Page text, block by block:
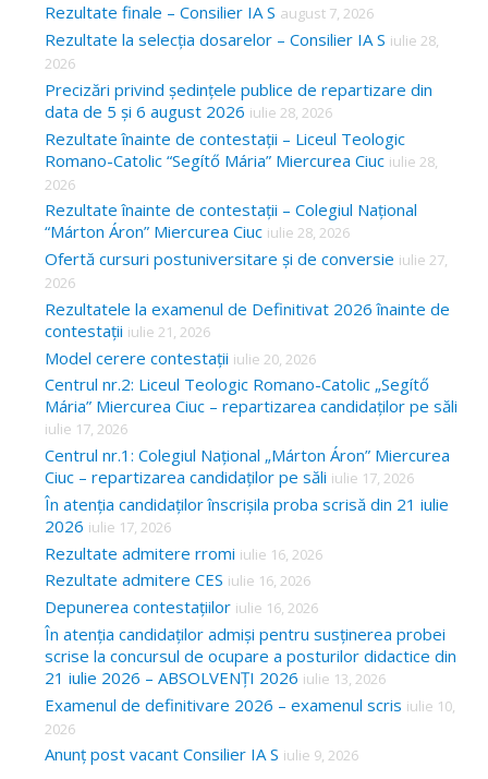
Rezultate finale – Consilier IA S august 7, 2026
Rezultate la selecția dosarelor – Consilier IA S iulie 28,
2026
Precizări privind ședințele publice de repartizare din
data de 5 și 6 august 2026 iulie 28, 2026
Rezultate înainte de contestații – Liceul Teologic
Romano-Catolic “Segítő Mária” Miercurea Ciuc iulie 28,
2026
Rezultate înainte de contestații – Colegiul Național
“Márton Áron” Miercurea Ciuc iulie 28, 2026
Ofertă cursuri postuniversitare și de conversie iulie 27,
2026
Rezultatele la examenul de Definitivat 2026 înainte de
contestații iulie 21, 2026
Model cerere contestații iulie 20, 2026
Centrul nr.2: Liceul Teologic Romano-Catolic „Segítő
Mária” Miercurea Ciuc – repartizarea candidaților pe săli
iulie 17, 2026
Centrul nr.1: Colegiul Național „Márton Áron” Miercurea
Ciuc – repartizarea candidaților pe săli iulie 17, 2026
În atenția candidaților înscrișila proba scrisă din 21 iulie
2026 iulie 17, 2026
Rezultate admitere rromi iulie 16, 2026
Rezultate admitere CES iulie 16, 2026
Depunerea contestațiilor iulie 16, 2026
În atenția candidaților admiși pentru susținerea probei
scrise la concursul de ocupare a posturilor didactice din
21 iulie 2026 – ABSOLVENȚI 2026 iulie 13, 2026
Examenul de definitivare 2026 – examenul scris iulie 10,
2026
Anunț post vacant Consilier IA S iulie 9, 2026